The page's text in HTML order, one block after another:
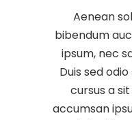
Aenean
bibendum
ipsum, nec
Duis sed
cursus a
accumsan